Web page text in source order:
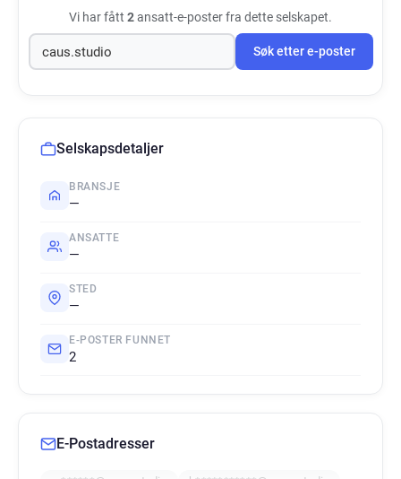
Vi har fått 2ansatt-e-poster fra dette selskapet.
Søk etter e-poster
Selskapsdetaljer
BRANSJE
—
ANSATTE
—
STED
—
E-POSTER FUNNET
2
E-Postadresser